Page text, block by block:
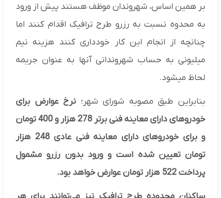
بر همین اساس، شهروندان موظف هستند پیش از ورود
به محدوه نسبت به رزرو طرح ترافیک اقدام کنند اما
چنانچه از انجام این کار خودداری کنند هزینه نیم
میلیونی به حساب شهروندانی آنها به عنوان جریمه
لحاظ میشود.
بنابراین طبق مصوبه شورای شهر؛ نرخ عوارض برای
خودروهای دارای معاینه فنی برتر 278 هزار و 400 تومان
و برای خودروهای دارای معاینه فنی عادی 248 هزار
تومان تعیین شده است و ورود بدون رزرو مشمول
پرداخت 522 هزار تومان عوارض خواهد بود.